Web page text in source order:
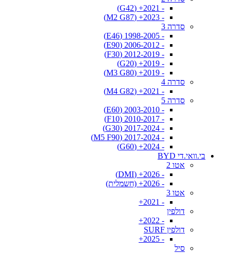
- 2021+ (G42)
- 2023+ (M2 G87)
סדרה 3
- 1998-2005 (E46)
- 2006-2012 (E90)
- 2012-2019 (F30)
- 2019+ (G20)
- 2019+ (M3 G80)
סדרה 4
- 2021+ (M4 G82)
סדרה 5
- 2003-2010 (E60)
- 2010-2017 (F10)
- 2017-2024 (G30)
- 2017-2024 (M5 F90)
- 2024+ (G60)
בי.וואי.די BYD
אטו 2
- 2026+ (DMI)
- 2026+ (חשמלית)
אטו 3
- 2021+
דולפין
- 2022+
דולפין SURF
- 2025+
סיל